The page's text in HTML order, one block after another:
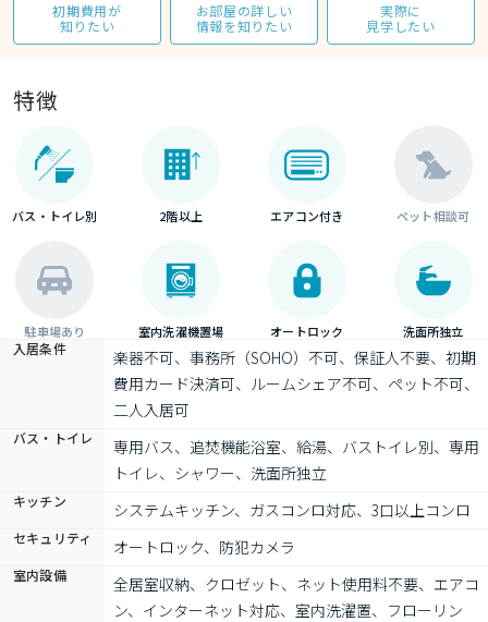
初期費用が
知りたい
お部屋の詳しい
情報を知りたい
実際に
見学したい
特徴
バス・トイレ別 2階以上 エアコン付き ペット相談可
駐車場あり 室内洗濯機置場 オートロック 洗面所独立
入居条件
楽器不可、事務所（SOHO）不可、保証人不要、初期
費用カード決済可、ルームシェア不可、ペット不可、
二人入居可
バス・トイレ
専用バス、追焚機能浴室、給湯、バストイレ別、専用
トイレ、シャワー、洗面所独立
キッチン システムキッチン、ガスコンロ対応、3口以上コンロ
セキュリティ オートロック、防犯カメラ
室内設備
全居室収納、クロゼット、ネット使用料不要、エアコ
ン、インターネット対応、室内洗濯置、フローリン